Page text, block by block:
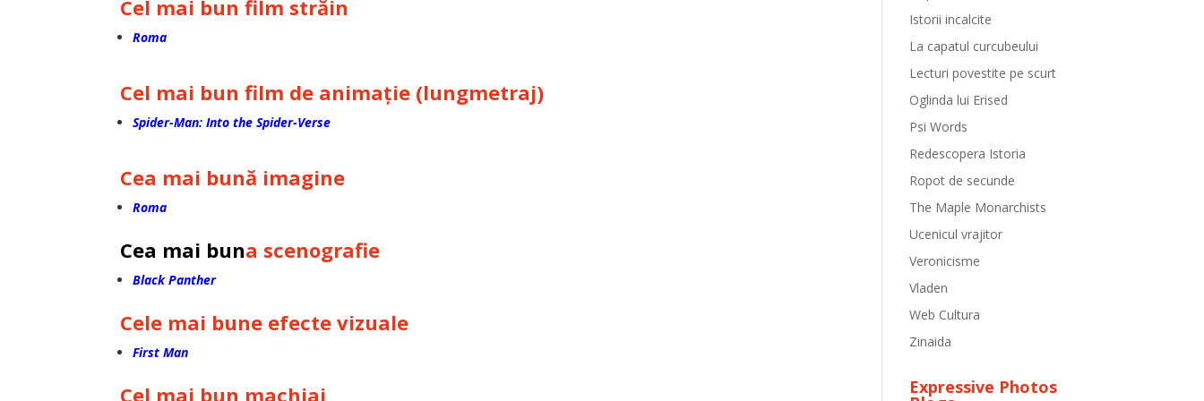
Cel mai bun film străin
Roma
Cel mai bun film de animație (lungmetraj)
Spider-Man: Into the Spider-Verse
Cea mai bună imagine
Roma
Cea mai buna scenografie
Black Panther
Cele mai bune efecte vizuale
First Man
Cel mai bun machiaj
Istorii incalcite
La capatul curcubeului
Lecturi povestite pe scurt
Oglinda lui Erised
Psi Words
Redescopera Istoria
Ropot de secunde
The Maple Monarchists
Ucenicul vrajitor
Veronicisme
Vladen
Web Cultura
Zinaida
Expressive Photos